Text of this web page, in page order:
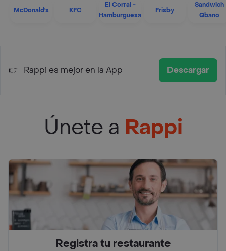
McDonald's KFC
El Corral -
Hamburguesa
Frisby
Sandwich
Qbano
👉 Rappi es mejor en la App Descargar
Únete a Rappi
Registra tu restaurante